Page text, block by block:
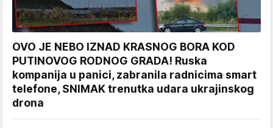
OVO JE NEBO IZNAD KRASNOG BORA KOD
PUTINOVOG RODNOG GRADA! Ruska
kompanija u panici, zabranila radnicima smart
telefone, SNIMAK trenutka udara ukrajinskog
drona